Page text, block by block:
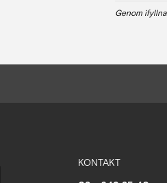
Genom
KONTAKT